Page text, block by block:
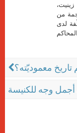
من
لدى
المحاكم
تاريخ معموديّته؟
أجمل وجه للكنيسة